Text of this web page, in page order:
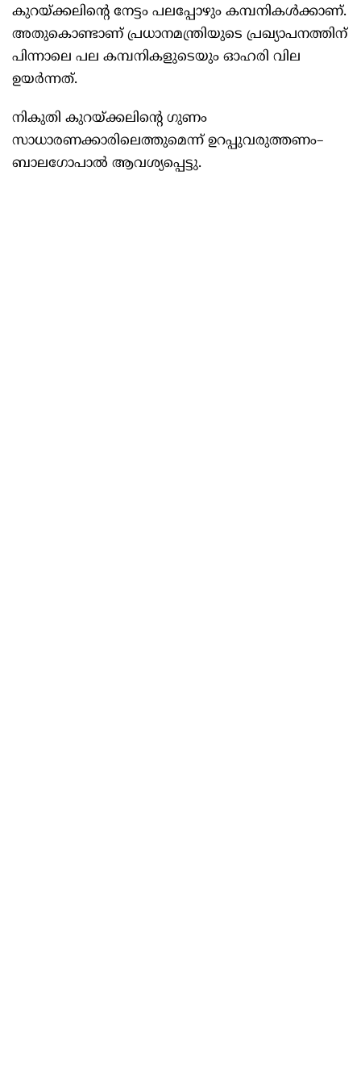
കുറയ്‌ക്കലിന്റെ നേട്ടം പലപ്പോഴും കമ്പനികൾക്കാണ്‌.
അതുകൊണ്ടാണ്‌ പ്രധാനമന്ത്രിയുടെ പ്രഖ്യാപനത്തിന്‌
പിന്നാലെ പല കമ്പനികളുടെയും ഓഹരി വില
ഉയർന്നത്‌.
നികുതി കുറയ്‌ക്കലിന്റെ ഗുണം
സാധാരണക്കാരിലെത്തുമെന്ന്‌ ഉറപ്പുവരുത്തണം–
ബാലഗോപാൽ ആവശ്യപ്പെട്ടു.